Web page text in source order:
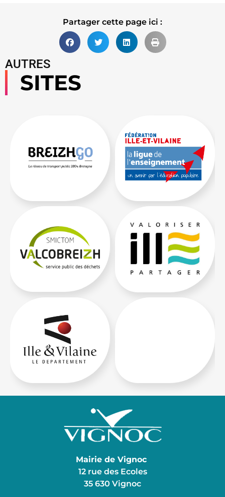
Partager cette page ici :
AUTRES
SITES
Mairie de Vignoc
12 rue des Ecoles
35 630 Vignoc